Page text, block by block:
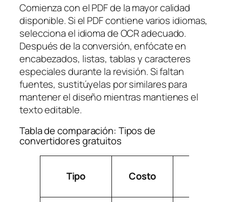
Comienza con el PDF de la mayor calidad
disponible. Si el PDF contiene varios idiomas,
selecciona el idioma de OCR adecuado.
Después de la conversión, enfócate en
encabezados, listas, tablas y caracteres
especiales durante la revisión. Si faltan
fuentes, sustitúyelas por similares para
mantener el diseño mientras mantienes el
texto editable.
Tabla de comparación: Tipos de
convertidores gratuitos
Tipo Costo